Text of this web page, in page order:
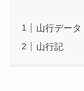
山行データ
山行記